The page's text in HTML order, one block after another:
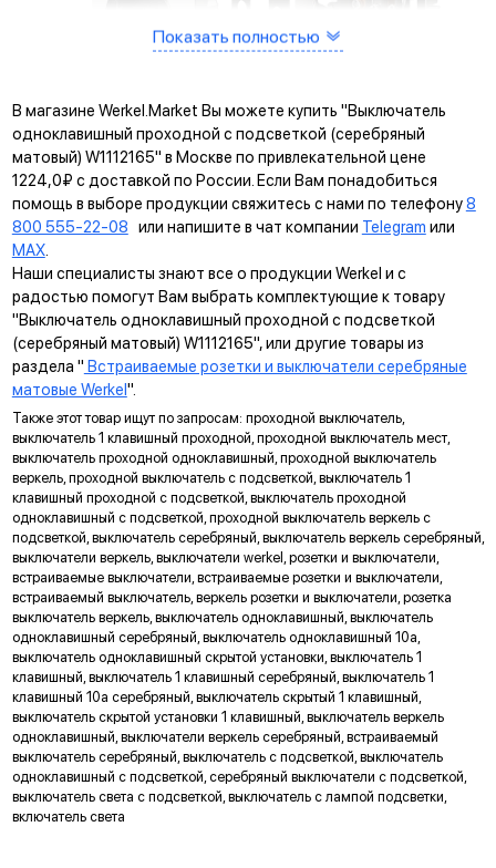
Дополнительная защита
исключает прямой контакт с токопроводящими элементами
(только в розетках IP20)
Гальванизация контактов
придает эстетичный внешний вид и защищает от коррозии
Долговечный LED индикатор
гарантирует отсутствие мерцания ламп
Матовый рассеиватель
обеспечивает равномерное свечение светодиодов в
индикаторе
Пазы для тонкой регулировки механизмов в
подрозетнике
ускоряют процесс монтажа в многопостовые рамки
3 способа монтажа
винтами к подрозетнику
винтами к стене
анкерный механизм
Запас надежности
заложенный при проектировании, обеспечивает стабильную
Показать полностью
В магазине Werkel.Market Вы можете купить "Выключатель
одноклавишный проходной с подсветкой (серебряный
матовый) W1112165" в Москве по привлекательной цене
1224,0₽ с доставкой по России. Если Вам понадобиться
помощь в выборе продукции свяжитесь с нами по телефону8
800 555-22-08 или напишите в чат компании Telegram или
MAX.
Наши специалисты знают все о продукции Werkel и с
радостью помогут Вам выбрать комплектующие к товару
"Выключатель одноклавишный проходной с подсветкой
(серебряный матовый) W1112165", или другие товары из
раздела " Встраиваемые розетки и выключатели серебряные
матовые Werkel".
Также этот товар ищут по запросам: проходной выключатель,
выключатель 1 клавишный проходной, проходной выключатель мест,
выключатель проходной одноклавишный, проходной выключатель
веркель, проходной выключатель с подсветкой, выключатель 1
клавишный проходной с подсветкой, выключатель проходной
одноклавишный с подсветкой, проходной выключатель веркель с
подсветкой, выключатель серебряный, выключатель веркель серебряный,
выключатели веркель, выключатели werkel, розетки и выключатели,
встраиваемые выключатели, встраиваемые розетки и выключатели,
встраиваемый выключатель, веркель розетки и выключатели, розетка
выключатель веркель, выключатель одноклавишный, выключатель
одноклавишный серебряный, выключатель одноклавишный 10а,
выключатель одноклавишный скрытой установки, выключатель 1
клавишный, выключатель 1 клавишный серебряный, выключатель 1
клавишный 10а серебряный, выключатель скрытый 1 клавишный,
выключатель скрытой установки 1 клавишный, выключатель веркель
одноклавишный, выключатели веркель серебряный, встраиваемый
выключатель серебряный, выключатель с подсветкой, выключатель
одноклавишный с подсветкой, серебряный выключатели с подсветкой,
выключатель света с подсветкой, выключатель с лампой подсветки,
включатель света